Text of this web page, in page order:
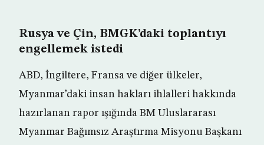
Rusya ve Çin, BMGK’daki toplantıyı
engellemek istedi
ABD, İngiltere, Fransa ve diğer ülkeler,
Myanmar’daki insan hakları ihlalleri hakkında
hazırlanan rapor ışığında BM Uluslararası
Myanmar Bağımsız Araştırma Misyonu Başkanı